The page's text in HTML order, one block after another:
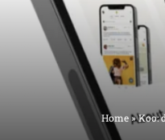
Home»Koo: